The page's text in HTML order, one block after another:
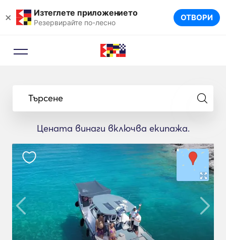
× Изтеглете приложението
Резервирайте по-лесно ОТВОРИ
Търсене
Цената винаги включва екипажа.